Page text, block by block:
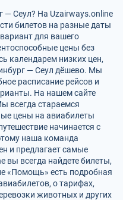
— Сеул? На Uzairways.online
билетов на разные даты
для вашего
цены без
календарем низких цен,
— Сеул дёшево. Мы
расписание рейсов и
На нашем сайте
всегда стараемся
цены на авиабилеты
начинается с
наша команда
и предлагает самые
вы всегда найдете билеты,
«Помощь» есть подробная
о тарифах,
животных и других